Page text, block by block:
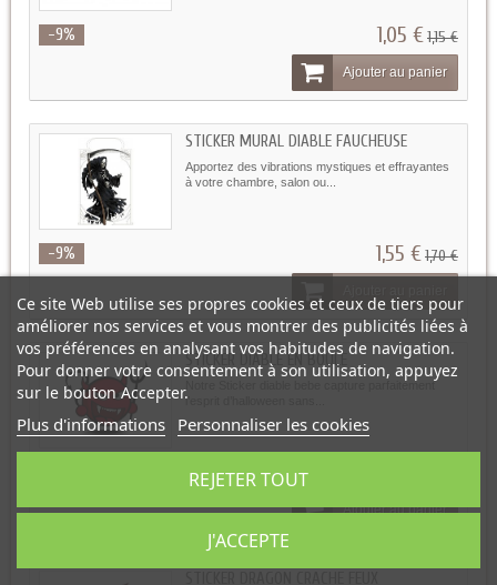
-9% 1,05 € 1,15 €
Ajouter au panier
STICKER MURAL DIABLE FAUCHEUSE
Apportez des vibrations mystiques et effrayantes
à votre chambre, salon ou...
-9% 1,55 € 1,70 €
STICKER DIABLE EN BOULE
l’esprit d’halloween sans...
Ajouter au panier
Ce site Web utilise ses propres cookies et ceux de tiers pour
améliorer nos services et vous montrer des publicités liées à
vos préférences en analysant vos habitudes de navigation.
Pour donner votre consentement à son utilisation, appuyez
sur le bouton Accepter.
Plus d'informations Personnaliser les cookies
REJETER TOUT
J'ACCEPTE